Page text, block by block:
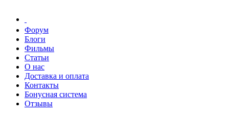
Форум
Блоги
Фильмы
Статьи
О нас
Доставка и оплата
Контакты
Бонусная система
Отзывы